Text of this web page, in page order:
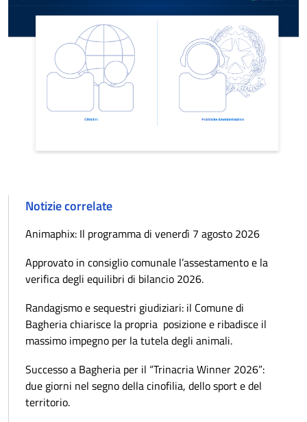
Notizie correlate
Animaphix: Il programma di venerdì 7 agosto 2026
Approvato in consiglio comunale l’assestamento e la
verifica degli equilibri di bilancio 2026.
Randagismo e sequestri giudiziari: il Comune di
Bagheria chiarisce la propria posizione e ribadisce il
massimo impegno per la tutela degli animali.
Successo a Bagheria per il “Trinacria Winner 2026”:
due giorni nel segno della cinofilia, dello sport e del
territorio.